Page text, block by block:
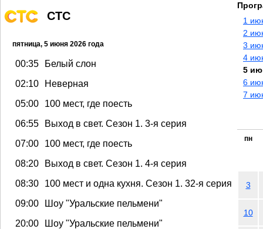
СТС
пятница, 5 июня 2026 года
00:35
Белый слон
02:10
Неверная
05:00
100 мест, где поесть
06:55
Выход в свет. Сезон 1. 3-я серия
07:00
100 мест, где поесть
08:20
Выход в свет. Сезон 1. 4-я серия
08:30
100 мест и одна кухня. Сезон 1. 32-я серия
09:00
Шоу "Уральские пельмени"
20:00
Шоу "Уральские пельмени"
1
2
3
4
5
6
7
пн
3
10